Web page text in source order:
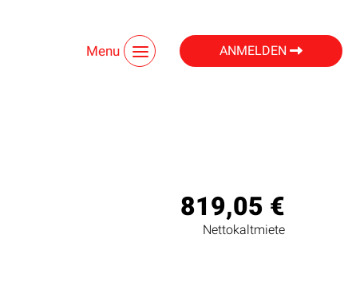
Menu ANMELDEN
819,05 €
Nettokaltmiete